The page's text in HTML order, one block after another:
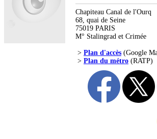
Chapiteau Canal de l'Ourq
68, quai de Seine
75019 PARIS
M° Stalingrad et Crimée
> Plan d'accès (Google
> Plan du métro (RATP)